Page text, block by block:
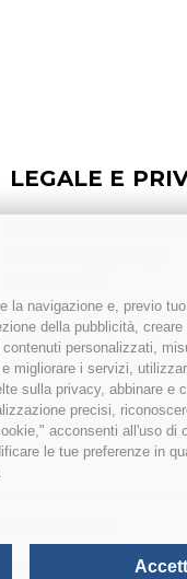
la navigazione e, previo
della pubblicità,
personalizzati,
migliorare i servizi,
sulla privacy, abbinare e
precisi,
acconsenti all'uso di
le tue preferenze in
LEGALE E
> Compliance
>FAQ
>Etichettatura